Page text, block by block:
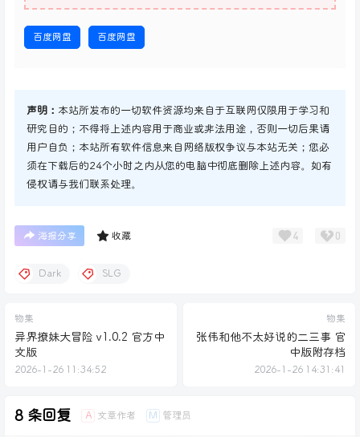
百度网盘 百度网盘
声明： 本站所发布的一切软件资源均来自于互联网仅限用于学习和
研究目的；不得将上述内容用于商业或非法用途，否则一切后果请
用户自负；本站所有软件信息来自网络版权争议与本站无关；您必
须在下载后的24个小时之内从您的电脑中彻底删除上述内容。如有
侵权请与我们联系处理。
海报分享 收藏 4 0
Dark SLG
物集
异界撩妹大冒险 v1.0.2 官方中
文版
2026-1-26 11:34:52
物集
张伟和他不太好说的二三事 官
中版附存档
2026-1-26 14:31:41
8 条回复 A 文章作者 M 管理员